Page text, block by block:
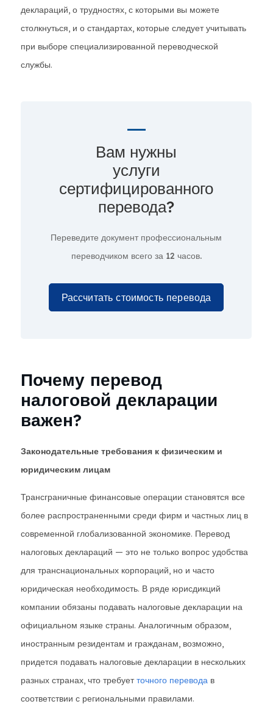
деклараций, о трудностях, с которыми вы можете
столкнуться, и о стандартах, которые следует учитывать
при выборе специализированной переводческой
службы.
Вам нужны
услуги
сертифицированного
перевода?
Переведите документ профессиональным
переводчиком всего за 12 часов.
Рассчитать стоимость перевода
Почему перевод
налоговой декларации
важен?
Законодательные требования к физическим и
юридическим лицам
Трансграничные финансовые операции становятся все
более распространенными среди фирм и частных лиц в
современной глобализованной экономике. Перевод
налоговых деклараций — это не только вопрос удобства
для транснациональных корпораций, но и часто
юридическая необходимость. В ряде юрисдикций
компании обязаны подавать налоговые декларации на
официальном языке страны. Аналогичным образом,
иностранным резидентам и гражданам, возможно,
придется подавать налоговые декларации в нескольких
разных странах, что требуетточного перевода в
соответствии с региональными правилами.